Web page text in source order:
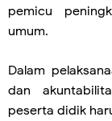
pemicu
umum.
Dalam
dan
peserta didik